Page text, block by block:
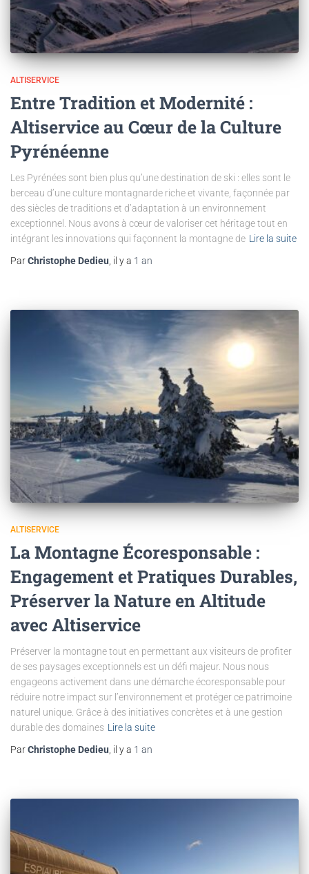
ALTISERVICE
Entre Tradition et Modernité :
Altiservice au Cœur de la Culture
Pyrénéenne
Les Pyrénées sont bien plus qu’une destination de ski : elles sont le
berceau d’une culture montagnarde riche et vivante, façonnée par
des siècles de traditions et d’adaptation à un environnement
exceptionnel. Nous avons à cœur de valoriser cet héritage tout en
intégrant les innovations qui façonnent la montagne de Lire la suite
ParChristophe Dedieu , il y a 1 an
ALTISERVICE
La Montagne Écoresponsable :
Engagement et Pratiques Durables,
Préserver la Nature en Altitude
avec Altiservice
Préserver la montagne tout en permettant aux visiteurs de profiter
de ses paysages exceptionnels est un défi majeur. Nous nous
engageons activement dans une démarche écoresponsable pour
réduire notre impact sur l’environnement et protéger ce patrimoine
naturel unique. Grâce à des initiatives concrètes et à une gestion
durable des domaines Lire la suite
ParChristophe Dedieu , il y a 1 an